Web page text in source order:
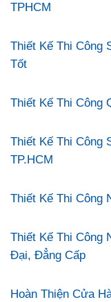
TPHCM
Thiết Kế Thi Công
Tốt
Thiết Kế Thi Công
Thiết Kế Thi Công
TP.HCM
Thiết Kế Thi Công
Thiết Kế Thi Công
Đại, Đẳng Cấp
Hoàn Thiện Cửa